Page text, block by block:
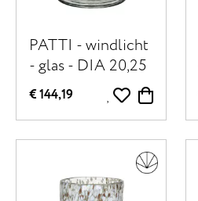
PATTI - windlicht
- glas - DIA 20,25
x H 30,5 cm -
transparant
€ 144,19